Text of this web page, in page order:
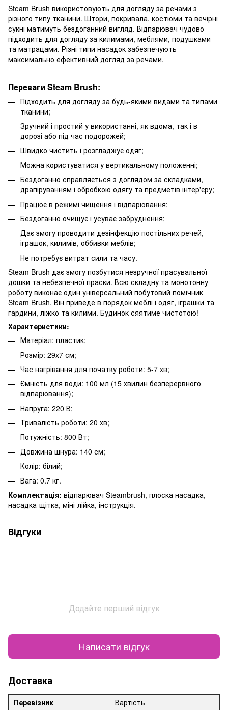
Steam Brush використовують для догляду за речами з
різного типу тканини. Штори, покривала, костюми та вечірні
сукні матимуть бездоганний вигляд. Відпарювач чудово
підходить для догляду за килимами, меблями, подушками
та матрацами. Різні типи насадок забезпечують
максимально ефективний догляд за речами.
Переваги Steam Brush:
Підходить для догляду за будь-якими видами та типами
тканини;
Зручний і простий у використанні, як вдома, так і в
дорозі або під час подорожей;
Швидко чистить і розгладжує одяг;
Можна користуватися у вертикальному положенні;
Бездоганно справляється з доглядом за складками,
драпіруванням і обробкою одягу та предметів інтер'єру;
Працює в режимі чищення і відпарювання;
Бездоганно очищує і усуває забруднення;
Дає змогу проводити дезінфекцію постільних речей,
іграшок, килимів, оббивки меблів;
Не потребує витрат сили та часу.
Steam Brush дає змогу позбутися незручної прасувальної
дошки та небезпечної праски. Всю складну та монотонну
роботу виконає один універсальний побутовий помічник
Steam Brush. Він приведе в порядок меблі і одяг, іграшки та
гардини, ліжко та килими. Будинок сяятиме чистотою!
Характеристики:
Матеріал: пластик;
Розмір: 29х7 см;
Час нагрівання для початку роботи: 5-7 хв;
Ємність для води: 100 мл (15 хвилин безперервного
відпарювання);
Напруга: 220 В;
Тривалість роботи: 20 хв;
Потужність: 800 Вт;
Довжина шнура: 140 см;
Колір: білий;
Вага: 0.7 кг.
Комплектація: відпарювач Steambrush, плоска насадка,
насадка-щітка, міні-лійка, інструкція.
Відгуки
Додайте перший відгук
Написати відгук
Доставка
Перевізник Вартість